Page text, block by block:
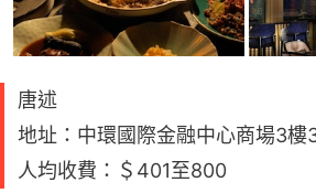
唐述
地址：中環國際金融中心商場3樓
人均收費：＄401至800